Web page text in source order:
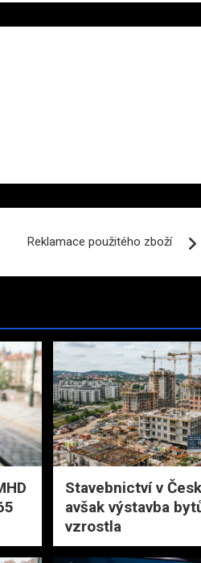
Reklamace použitého zboží
Stavebnictví v
avšak výstavba
vzrostla